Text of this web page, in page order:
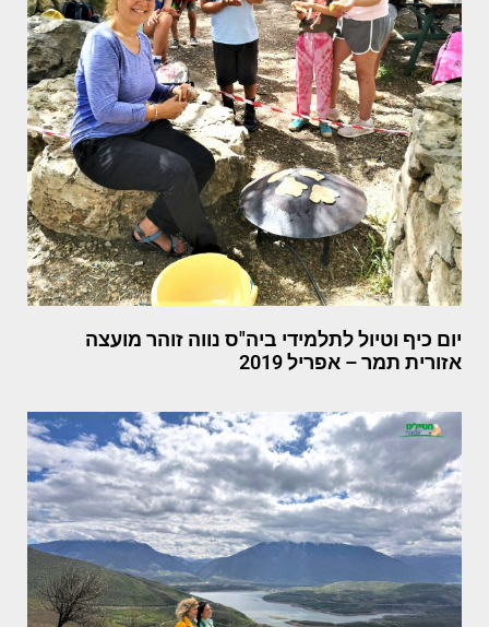
יום כיף וטיול לתלמידי ביה"ס נווה זוהר מועצה
אזורית תמר – אפריל 2019